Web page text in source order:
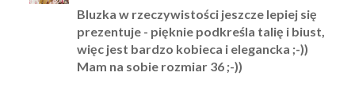
Bluzka w rzeczywistości jeszcze lepiej się
prezentuje - pięknie podkreśla talię i biust,
więc jest bardzo kobieca i elegancka ;-))
Mam na sobie rozmiar 36 ;-))